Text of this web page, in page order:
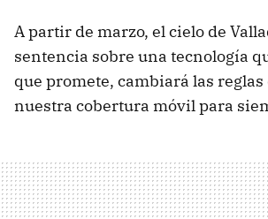
A partir de marzo, el cielo de
sentencia sobre una tecnología
que promete, cambiará las reglas
nuestra cobertura móvil para